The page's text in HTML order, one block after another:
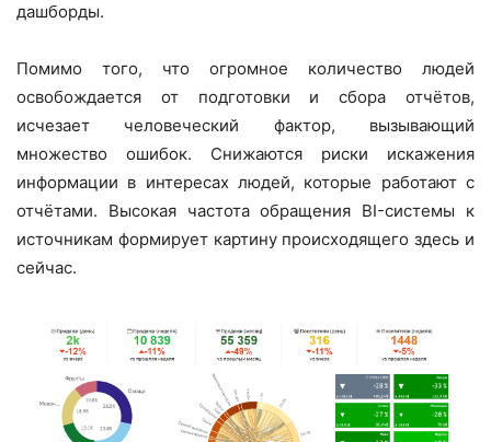
дашборды.
Помимо того, что огромное количество людей
освобождается от подготовки и сбора отчётов,
исчезает человеческий фактор, вызывающий
множество ошибок. Снижаются риски искажения
информации в интересах людей, которые работают с
отчётами. Высокая частота обращения BI-системы к
источникам формирует картину происходящего здесь и
сейчас.